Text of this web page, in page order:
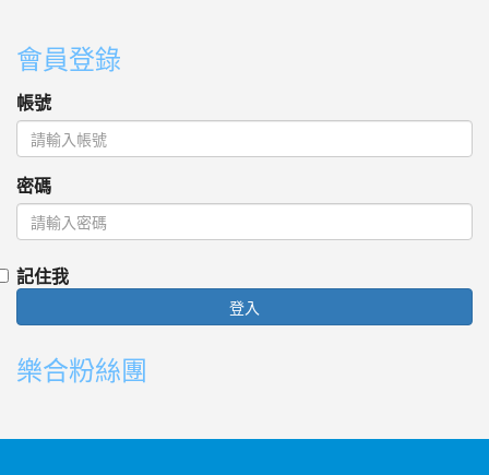
會員登錄
帳號
密碼
記住我
登入
樂合粉絲團